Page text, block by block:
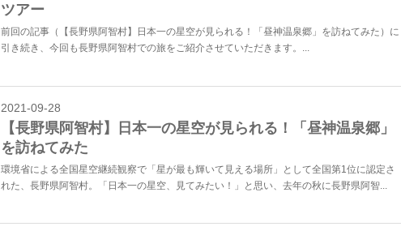
ツアー
前回の記事（【長野県阿智村】日本一の星空が見られる！「昼神温泉郷」を訪ねてみた）に
引き続き、今回も長野県阿智村での旅をご紹介させていただきます。...
2021-09-28
【長野県阿智村】日本一の星空が見られる！「昼神温泉郷」
を訪ねてみた
環境省による全国星空継続観察で「星が最も輝いて見える場所」として全国第1位に認定さ
れた、長野県阿智村。「日本一の星空、見てみたい！」と思い、去年の秋に長野県阿智...